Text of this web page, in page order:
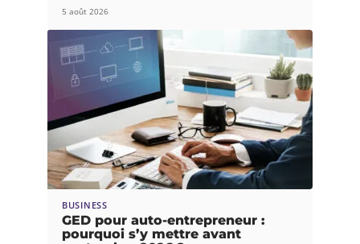
5 août 2026
BUSINESS
GED pour auto-entrepreneur :
pourquoi s’y mettre avant